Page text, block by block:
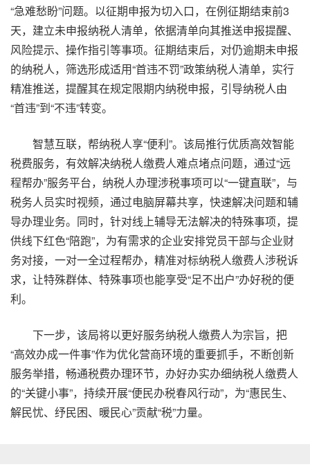
“急难愁盼”问题。以征期申报为切入口，在例征期结束前3
天，建立未申报纳税人清单，依据清单向其推送申报提醒、
风险提示、操作指引等事项。征期结束后，对仍逾期未申报
的纳税人，筛选形成适用“首违不罚”政策纳税人清单，实行
精准推送，提醒其在规定限期内纳税申报，引导纳税人由
“首违”到“不违”转变。
智慧互联，帮纳税人享“便利”。该局推行优质高效智能
税费服务，有效解决纳税人缴费人难点堵点问题，通过“远
程帮办”服务平台，纳税人办理涉税事项可以“一键直联”，与
税务人员实时视频，通过电脑屏幕共享，快速解决问题和辅
导办理业务。同时，针对线上辅导无法解决的特殊事项，提
供线下红色“陪跑”，为有需求的企业安排党员干部与企业财
务对接，一对一全过程帮办，精准对标纳税人缴费人涉税诉
求，让特殊群体、特殊事项也能享受“足不出户”办好税的便
利。
下一步，该局将以更好服务纳税人缴费人为宗旨，把
“高效办成一件事”作为优化营商环境的重要抓手，不断创新
服务举措，畅通税费办理环节，办好办实办细纳税人缴费人
的“关键小事”，持续开展“便民办税春风行动”，为“惠民生、
解民忧、纾民困、暖民心”贡献“税”力量。